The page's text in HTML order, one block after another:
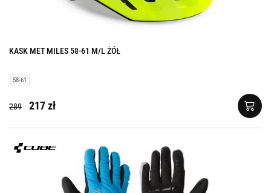
KASK MET MILES 58-61 M/L ŻÓŁ
58-61
289 217 zł